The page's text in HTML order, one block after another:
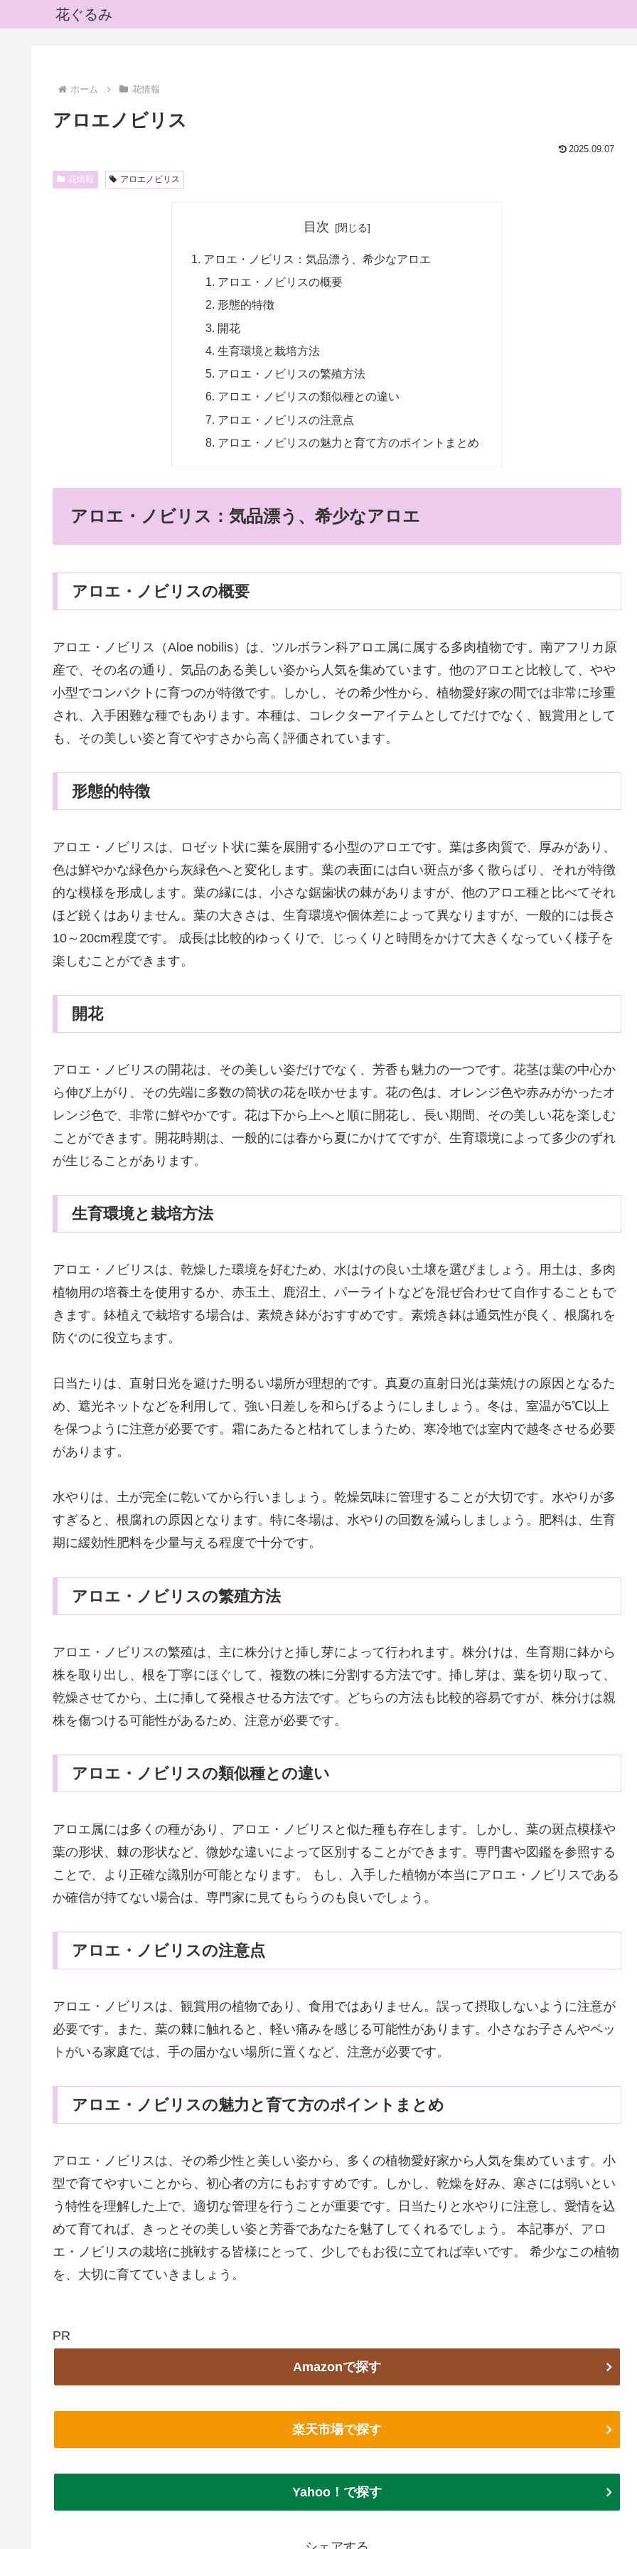
花ぐるみ
ホーム 花情報
アロエノビリス
2025.09.07
花情報 アロエノビリス
目次
アロエ・ノビリス：気品漂う、希少なアロエ
アロエ・ノビリスの概要
形態的特徴
開花
生育環境と栽培方法
アロエ・ノビリスの繁殖方法
アロエ・ノビリスの類似種との違い
アロエ・ノビリスの注意点
アロエ・ノビリスの魅力と育て方のポイントまとめ
アロエ・ノビリス：気品漂う、希少なアロエ
アロエ・ノビリスの概要
アロエ・ノビリス（Aloe nobilis）は、ツルボラン科アロエ属に属する多肉植物です。南アフリカ原
産で、その名の通り、気品のある美しい姿から人気を集めています。他のアロエと比較して、やや
小型でコンパクトに育つのが特徴です。しかし、その希少性から、植物愛好家の間では非常に珍重
され、入手困難な種でもあります。本種は、コレクターアイテムとしてだけでなく、観賞用として
も、その美しい姿と育てやすさから高く評価されています。
形態的特徴
アロエ・ノビリスは、ロゼット状に葉を展開する小型のアロエです。葉は多肉質で、厚みがあり、
色は鮮やかな緑色から灰緑色へと変化します。葉の表面には白い斑点が多く散らばり、それが特徴
的な模様を形成します。葉の縁には、小さな鋸歯状の棘がありますが、他のアロエ種と比べてそれ
ほど鋭くはありません。葉の大きさは、生育環境や個体差によって異なりますが、一般的には長さ
10～20cm程度です。 成長は比較的ゆっくりで、じっくりと時間をかけて大きくなっていく様子を
楽しむことができます。
開花
アロエ・ノビリスの開花は、その美しい姿だけでなく、芳香も魅力の一つです。花茎は葉の中心か
ら伸び上がり、その先端に多数の筒状の花を咲かせます。花の色は、オレンジ色や赤みがかったオ
レンジ色で、非常に鮮やかです。花は下から上へと順に開花し、長い期間、その美しい花を楽しむ
ことができます。開花時期は、一般的には春から夏にかけてですが、生育環境によって多少のずれ
が生じることがあります。
生育環境と栽培方法
アロエ・ノビリスは、乾燥した環境を好むため、水はけの良い土壌を選びましょう。用土は、多肉
植物用の培養土を使用するか、赤玉土、鹿沼土、パーライトなどを混ぜ合わせて自作することもで
きます。鉢植えで栽培する場合は、素焼き鉢がおすすめです。素焼き鉢は通気性が良く、根腐れを
防ぐのに役立ちます。
日当たりは、直射日光を避けた明るい場所が理想的です。真夏の直射日光は葉焼けの原因となるた
め、遮光ネットなどを利用して、強い日差しを和らげるようにしましょう。冬は、室温が5℃以上
を保つように注意が必要です。霜にあたると枯れてしまうため、寒冷地では室内で越冬させる必要
があります。
水やりは、土が完全に乾いてから行いましょう。乾燥気味に管理することが大切です。水やりが多
すぎると、根腐れの原因となります。特に冬場は、水やりの回数を減らしましょう。肥料は、生育
期に緩効性肥料を少量与える程度で十分です。
アロエ・ノビリスの繁殖方法
アロエ・ノビリスの繁殖は、主に株分けと挿し芽によって行われます。株分けは、生育期に鉢から
株を取り出し、根を丁寧にほぐして、複数の株に分割する方法です。挿し芽は、葉を切り取って、
乾燥させてから、土に挿して発根させる方法です。どちらの方法も比較的容易ですが、株分けは親
株を傷つける可能性があるため、注意が必要です。
アロエ・ノビリスの類似種との違い
アロエ属には多くの種があり、アロエ・ノビリスと似た種も存在します。しかし、葉の斑点模様や
葉の形状、棘の形状など、微妙な違いによって区別することができます。専門書や図鑑を参照する
ことで、より正確な識別が可能となります。 もし、入手した植物が本当にアロエ・ノビリスである
か確信が持てない場合は、専門家に見てもらうのも良いでしょう。
アロエ・ノビリスの注意点
アロエ・ノビリスは、観賞用の植物であり、食用ではありません。誤って摂取しないように注意が
必要です。また、葉の棘に触れると、軽い痛みを感じる可能性があります。小さなお子さんやペッ
トがいる家庭では、手の届かない場所に置くなど、注意が必要です。
アロエ・ノビリスの魅力と育て方のポイントまとめ
アロエ・ノビリスは、その希少性と美しい姿から、多くの植物愛好家から人気を集めています。小
型で育てやすいことから、初心者の方にもおすすめです。しかし、乾燥を好み、寒さには弱いとい
う特性を理解した上で、適切な管理を行うことが重要です。日当たりと水やりに注意し、愛情を込
めて育てれば、きっとその美しい姿と芳香であなたを魅了してくれるでしょう。 本記事が、アロ
エ・ノビリスの栽培に挑戦する皆様にとって、少しでもお役に立てれば幸いです。 希少なこの植物
を、大切に育てていきましょう。
PR
Amazonで探す
楽天市場で探す
Yahoo！で探す